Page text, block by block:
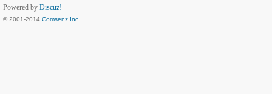
Powered by Discuz!
© 2001-2014 Comsenz Inc.